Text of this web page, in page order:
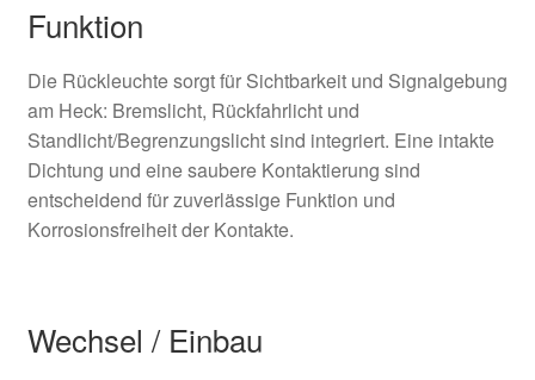
Funktion
Die Rückleuchte sorgt für Sichtbarkeit und Signalgebung
am Heck: Bremslicht, Rückfahrlicht und
Standlicht/Begrenzungslicht sind integriert. Eine intakte
Dichtung und eine saubere Kontaktierung sind
entscheidend für zuverlässige Funktion und
Korrosionsfreiheit der Kontakte.
Wechsel / Einbau